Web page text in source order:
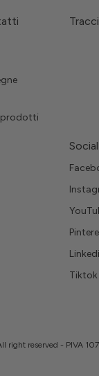
prodotti
Social
Tiktok
right reserved - PIVA